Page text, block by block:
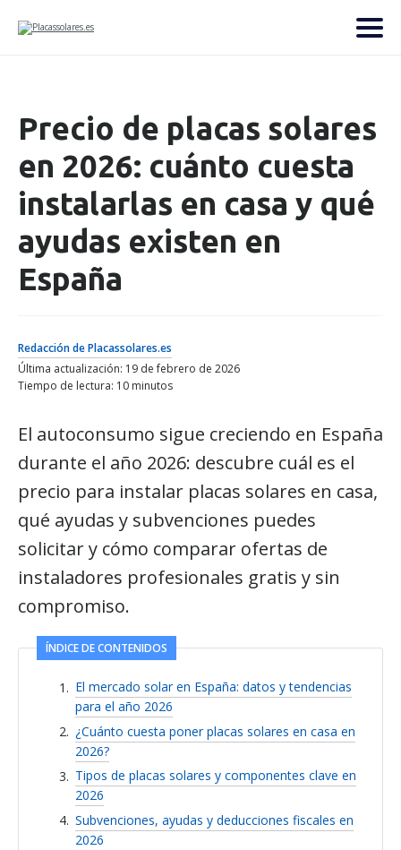
Precio de placas solares
en 2026: cuánto cuesta
instalarlas en casa y qué
ayudas existen en
España
Redacción de Placassolares.es
Última actualización: 19 de febrero de 2026
Tiempo de lectura: 10 minutos
El autoconsumo sigue creciendo en España
durante el año 2026: descubre cuál es el
precio para instalar placas solares en casa,
qué ayudas y subvenciones puedes
solicitar y cómo comparar ofertas de
instaladores profesionales gratis y sin
compromiso.
ÍNDICE DE CONTENIDOS
El mercado solar en España: datos y tendencias
para el año 2026
¿Cuánto cuesta poner placas solares en casa en
2026?
Tipos de placas solares y componentes clave en
2026
Subvenciones, ayudas y deducciones fiscales en
2026